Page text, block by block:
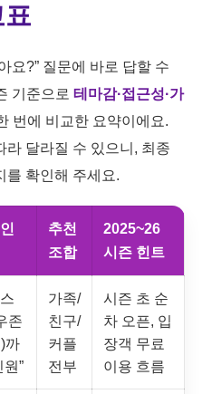
요?” 질문에 바로 답할 수
기준으로 테마감·접근성·가
번에 비교한 요약이에요.
라 달라질 수 있으니, 최종
를 확인해 주세요.
추천
조합
2025~26
시즌 힌트
존
까
원”
가족/
친구/
커플
전부
시즌 초 순
차 오픈, 입
장객 무료
이용 흐름